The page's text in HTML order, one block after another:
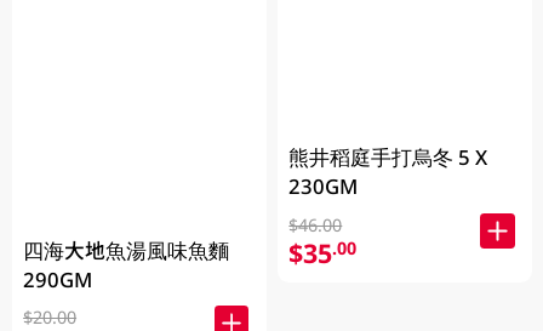
四海大地魚湯風味魚麵
290GM
$20.00
熊井稻庭手打烏冬 5 X
230GM
$46.00
$35.00